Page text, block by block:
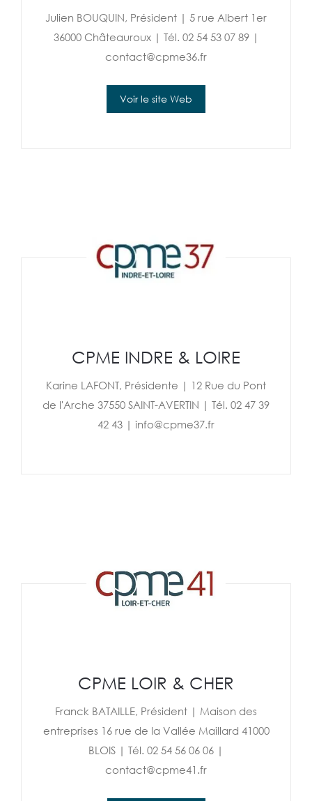
Julien BOUQUIN, Président | 5 rue Albert 1er
36000 Châteauroux | Tél. 02 54 53 07 89 |
contact@cpme36.fr
Voir le site Web
CPME INDRE & LOIRE
Karine LAFONT, Présidente | 12 Rue du Pont
de l'Arche 37550 SAINT-AVERTIN | Tél. 02 47 39
42 43 | info@cpme37.fr
CPME LOIR & CHER
Franck BATAILLE, Président | Maison des
entreprises 16 rue de la Vallée Maillard 41000
BLOIS | Tél. 02 54 56 06 06 |
contact@cpme41.fr